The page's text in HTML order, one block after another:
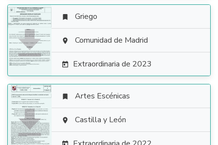

 Griego
 Comunidad de Madrid
 Extraordinaria de 2023

 Artes Escénicas
 Castilla y León